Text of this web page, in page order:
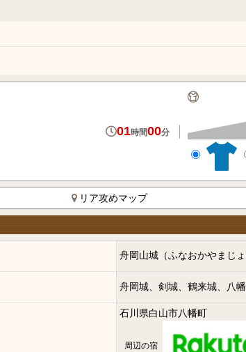
01時間00分
リア攻めマップ
舟岡山城（ふなおかやまじょ
舟岡城、剣城、鶴来城、八
石川県白山市八幡町
周辺の宿